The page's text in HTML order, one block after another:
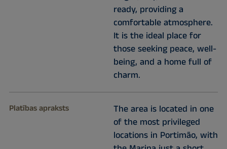
ready, providing a
comfortable atmosphere.
It is the ideal place for
those seeking peace, well-
being, and a home full of
charm.
Platības apraksts
The area is located in one
of the most privileged
locations in Portimão, with